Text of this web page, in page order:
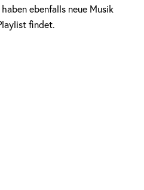
ebenfalls neue Musik
findet.